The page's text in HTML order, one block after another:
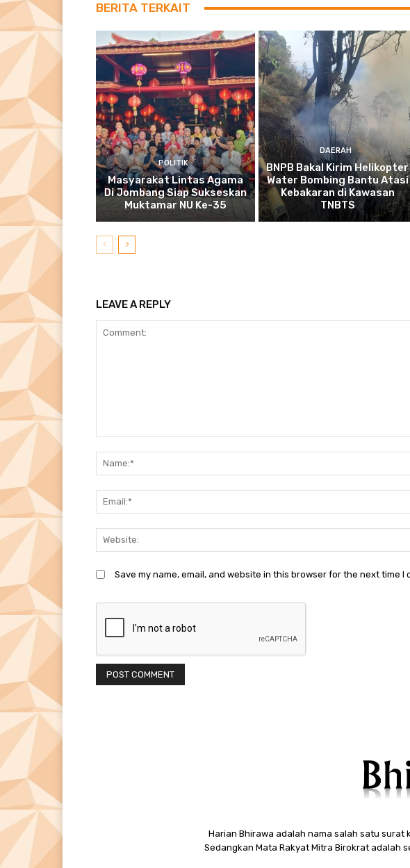
BERITA TERKAIT
POLITIK
Masyarakat Lintas Agama
Di Jombang Siap Sukseskan
Muktamar NU Ke-35
DAERAH
BNPB Bakal Kirim Helikopter
Water Bombing Bantu Atasi
Kebakaran di Kawasan
TNBTS
LEAVE A REPLY
Save my name, email, and website in this browser for the next time I
Harian Bhirawa adalah nama salah satu
Sedangkan Mata Rakyat Mitra Birokrat adalah